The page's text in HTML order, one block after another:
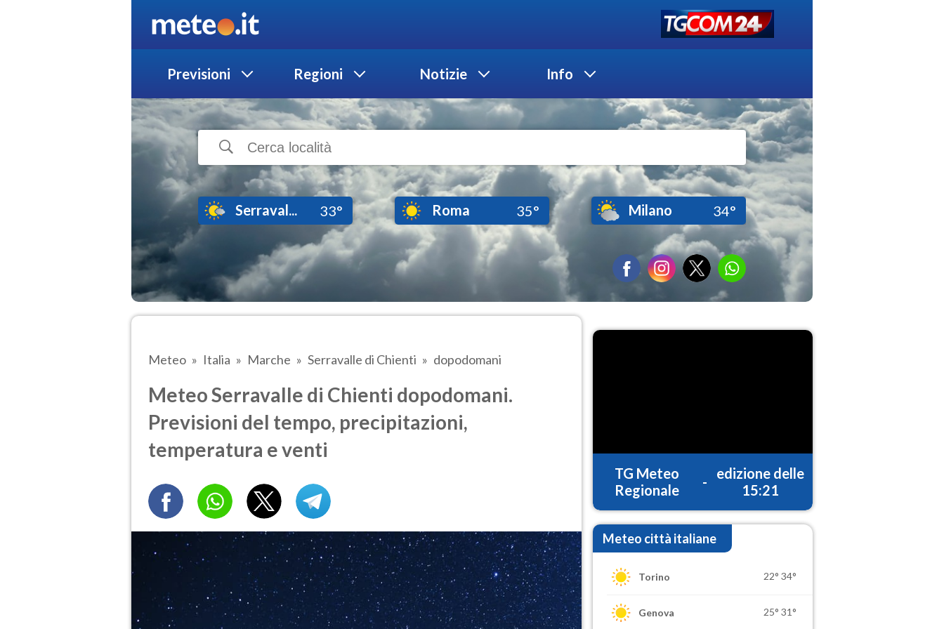
Previsioni Regioni Notizie Info
Serraval... 33° Roma 35° Milano 34°
Meteo Italia Marche Serravalle di Chienti dopodomani
Meteo Serravalle di Chienti dopodomani.
Previsioni del tempo, precipitazioni,
temperatura e venti
TG Meteo
Regionale
-
edizione delle
15:21
Meteo città italiane
Torino 22° 34°
Genova 25° 31°